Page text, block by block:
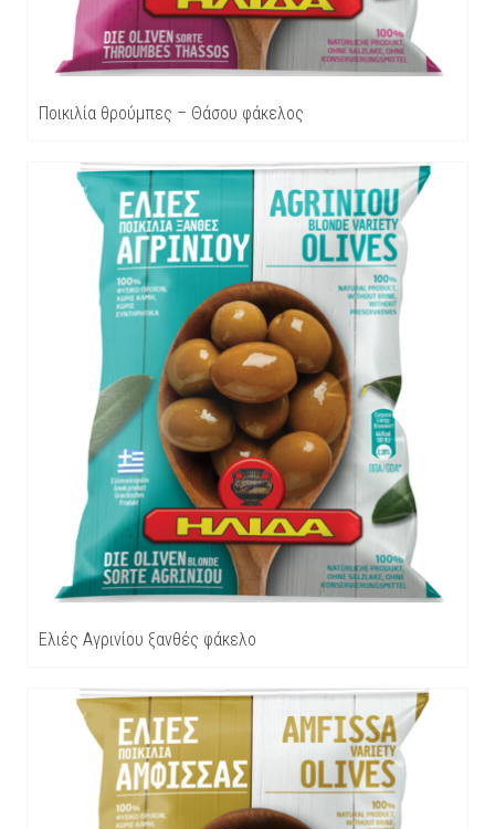
Ποικιλία θρούμπες – Θάσου φάκελος
Ελιές Αγρινίου ξανθές φάκελο